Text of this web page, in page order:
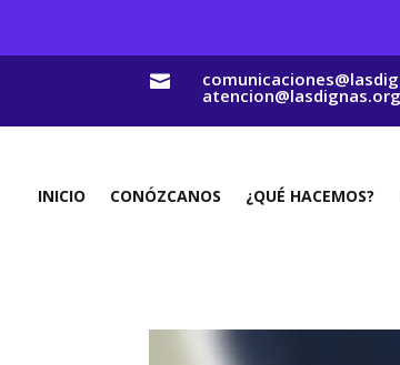

INICIO CONÓZCANOS ¿QUÉ HACEMOS?